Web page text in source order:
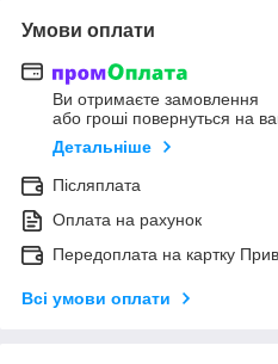
Умови оплати
Ви отримаєте замовлення
або гроші повернуться на
Детальніше
Післяплата
Оплата на рахунок
Передоплата на картку
Всі умови оплати